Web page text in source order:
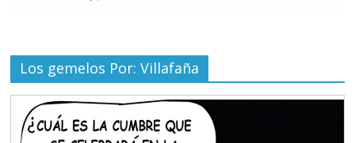
Los gemelos Por: Villafaña